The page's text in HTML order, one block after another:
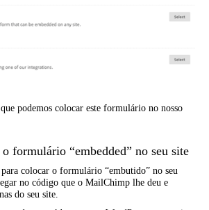
podemos colocar este formulário no nosso
formulário “embedded” no seu site
colocar o formulário “embutido” no seu
no código que o MailChimp lhe deu e
do seu site.